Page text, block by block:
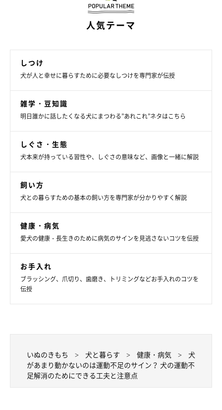
イなどを使用してみたり、ノーズワークを取り入れてみたり、散
歩コースを変えてみるのもよいでしょう。
Q.愛犬に運動が不足していると感じたときに
注意することは？
人気テーマ
しつけ
犬が人と幸せに暮らすために必要なしつけを専門家が伝授
雑学・豆知識
明日誰かに話したくなる犬にまつわる”あれこれ”ネタはこちら
しぐさ・生態
犬本来が持っている習性や、しぐさの意味など、画像と一緒に解説
飼い方
犬との暮らすための基本の飼い方を専門家が分かりやすく解説
健康・病気
愛犬の健康・長生きのために病気のサインを見逃さないコツを伝授
お手入れ
ブラッシング、爪切り、歯磨き、トリミングなどお手入れのコツを
伝授
いぬのきもち 犬と暮らす 健康・病気
犬
があまり動かないのは運動不足のサイン？ 犬の運動不
足解消のためにできる工夫と注意点